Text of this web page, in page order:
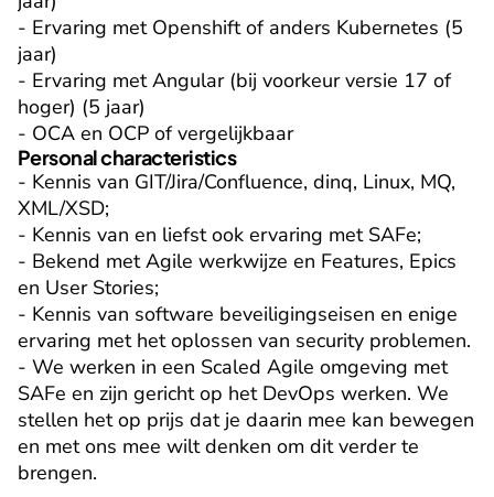
- Ervaring met Openshift of anders Kubernetes (5
jaar)
- Ervaring met Angular (bij voorkeur versie 17 of
hoger) (5 jaar)
- OCA en OCP of vergelijkbaar
Personal characteristics
- Kennis van GIT/Jira/Confluence, dinq, Linux, MQ,
XML/XSD;
- Kennis van en liefst ook ervaring met SAFe;
- Bekend met Agile werkwijze en Features, Epics
en User Stories;
- Kennis van software beveiligingseisen en enige
ervaring met het oplossen van security problemen.
- We werken in een Scaled Agile omgeving met
SAFe en zijn gericht op het DevOps werken. We
stellen het op prijs dat je daarin mee kan bewegen
en met ons mee wilt denken om dit verder te
brengen.